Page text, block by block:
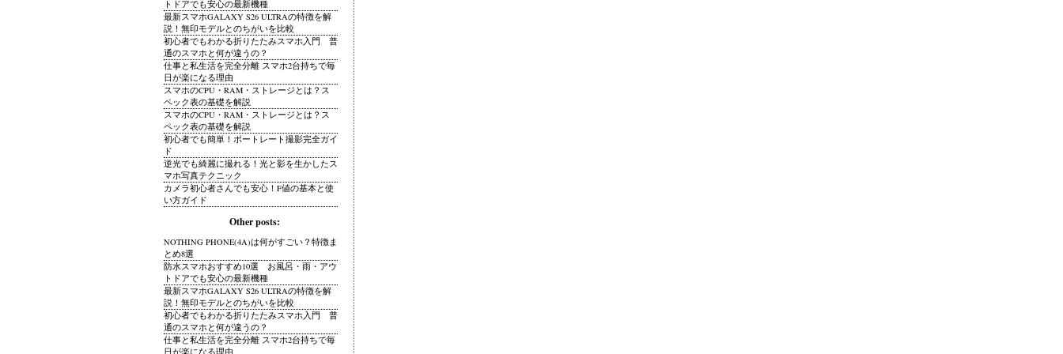
トドアでも安心の最新機種
最新スマホGALAXY S26 ULTRAの特徴を解
説！無印モデルとのちがいを比較
初心者でもわかる折りたたみスマホ入門 普
通のスマホと何が違うの？
仕事と私生活を完全分離 スマホ2台持ちで毎
日が楽になる理由
スマホのCPU・RAM・ストレージとは？ス
ペック表の基礎を解説
スマホのCPU・RAM・ストレージとは？ス
ペック表の基礎を解説
初心者でも簡単！ポートレート撮影完全ガイ
ド
逆光でも綺麗に撮れる！光と影を生かしたス
マホ写真テクニック
カメラ初心者さんでも安心！F値の基本と使
い方ガイド
Other posts:
NOTHING PHONE(4A)は何がすごい？特徴ま
とめ8選
防水スマホおすすめ10選 お風呂・雨・アウ
トドアでも安心の最新機種
最新スマホGALAXY S26 ULTRAの特徴を解
説！無印モデルとのちがいを比較
初心者でもわかる折りたたみスマホ入門 普
通のスマホと何が違うの？
仕事と私生活を完全分離 スマホ2台持ちで毎
日が楽になる理由